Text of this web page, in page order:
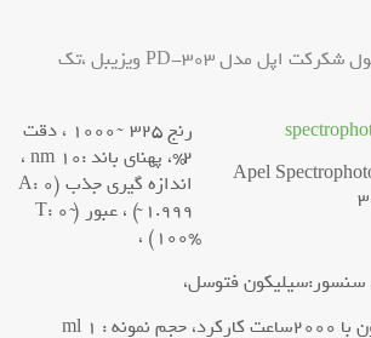
اسپکتروفوتومتر محصول شکرکت اپل مدل PD-303 ویزیبل ،تک
Apel
رنج 325 ̴ 1000 ، دقت
2 %، پهنای باند :nm 10 ،
اندازه گیری جذب (A: 0
̴ 1.999) ، عبور (T: 0 ̴
100%) ،
منبع نور: لامپ کریپتون با 2000ساعت کارکرد، حجم نمونه : ml 1